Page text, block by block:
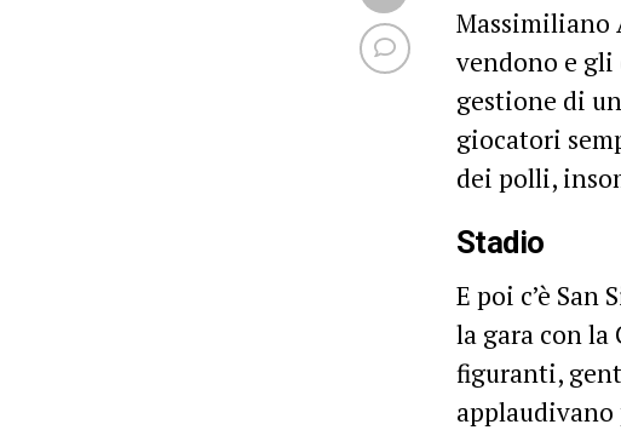
Massimiliano
vendono e gli
gestione di
giocatori
dei polli,
Stadio
E poi c’è
la gara con la
figuranti,
applaudivano